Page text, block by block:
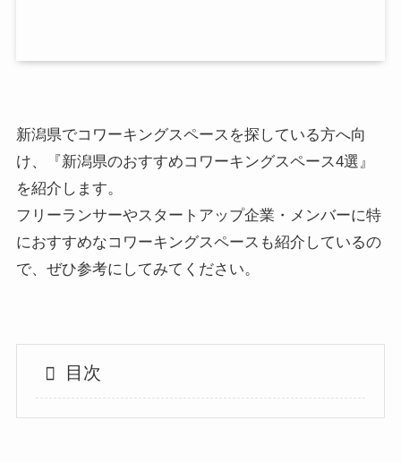
新潟県でコワーキングスペースを探している方へ向
け、『新潟県のおすすめコワーキングスペース4選』
を紹介します。
フリーランサーやスタートアップ企業・メンバーに特
におすすめなコワーキングスペースも紹介しているの
で、ぜひ参考にしてみてください。
目次